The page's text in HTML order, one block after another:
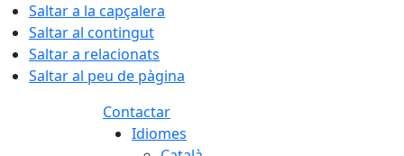
Saltar a la capçalera
Saltar al contingut
Saltar a relacionats
Saltar al peu de pàgina
Contactar
Idiomes